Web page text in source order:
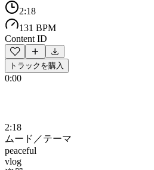
2:18
131 BPM
Content ID
トラックを購入
0:00
2:18
ムード／テーマ
peaceful
vlog